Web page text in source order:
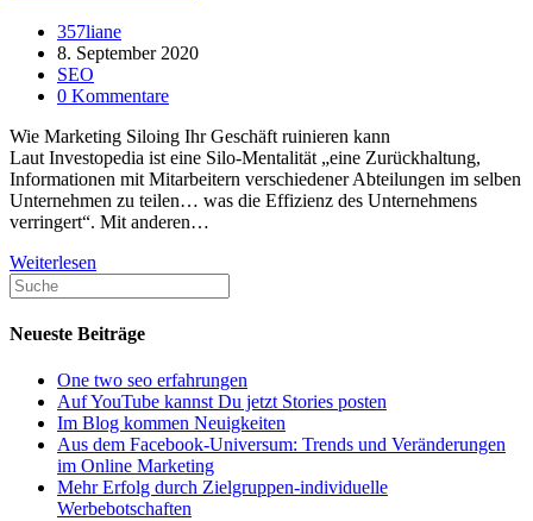
Beitrags-
Autor:
357liane
Beitrag
veröffentlicht:
8. September 2020
Beitrags-
Kategorie:
SEO
Beitrags-
0 Kommentare
Wie Marketing Siloing Ihr Geschäft ruinieren kann
Laut Investopedia ist eine Silo-Mentalität „eine Zurückhaltung,
Informationen mit Mitarbeitern verschiedener Abteilungen im selben
Unternehmen zu teilen… was die Effizienz des Unternehmens
verringert“. Mit anderen…
Weiterlesen
Siloing
Ihr
Geschäft
kann
Neueste Beiträge
One two seo erfahrungen
Auf YouTube kannst Du jetzt Stories posten
Im Blog kommen Neuigkeiten
Aus dem Facebook-Universum: Trends und Veränderungen
im Online Marketing
Mehr Erfolg durch Zielgruppen-individuelle
Werbebotschaften